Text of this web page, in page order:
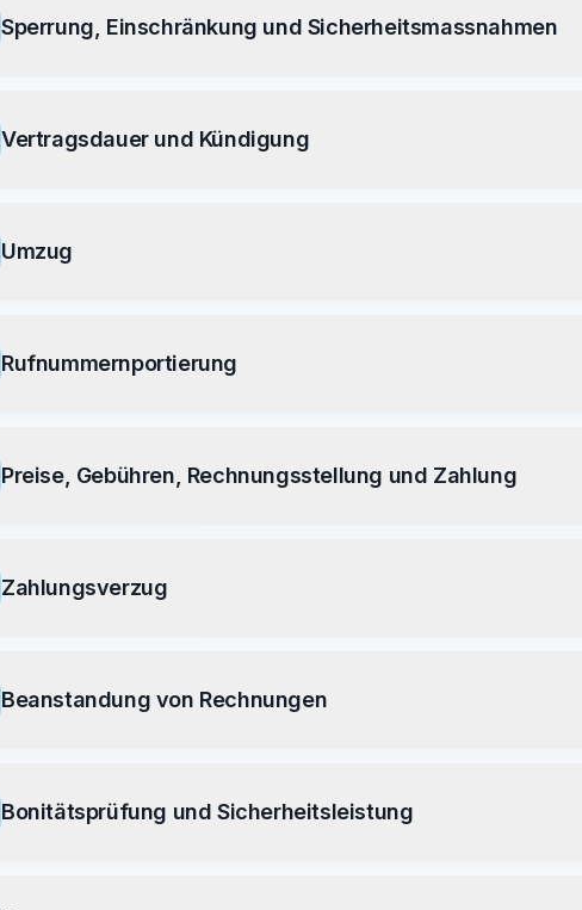
Sperrung, Einschränkung und Sicherheitsmassnahmen
Vertragsdauer und Kündigung
Umzug
Rufnummernportierung
Preise, Gebühren, Rechnungsstellung und Zahlung
Zahlungsverzug
Beanstandung von Rechnungen
Bonitätsprüfung und Sicherheitsleistung